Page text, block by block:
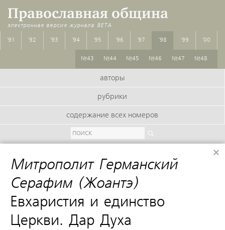
Православная община
электронная версия журнала BETA
'91 '92 '93 '94 '95 '96 '97 '98
№43 №44 №45 №46 №47 №48
'99 '00
авторы
рубрики
содержание всех номеров
Митрополит Германский
Серафим (Жоантэ):
Евхаристия и единство
Церкви. Дар Духа
×